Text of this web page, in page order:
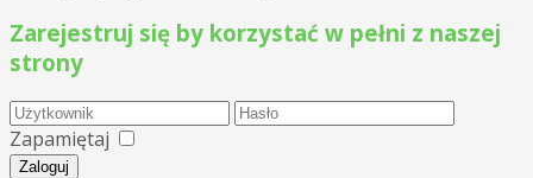
Zarejestruj się by korzystać w pełni z naszej
strony
Zapamiętaj